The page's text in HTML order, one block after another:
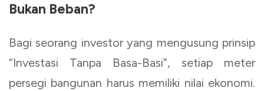
Bukan Beban?
Bagi seorang investor yang mengusung prinsip
“Investasi Tanpa Basa-Basi”, setiap meter
persegi bangunan harus memiliki nilai ekonomi.